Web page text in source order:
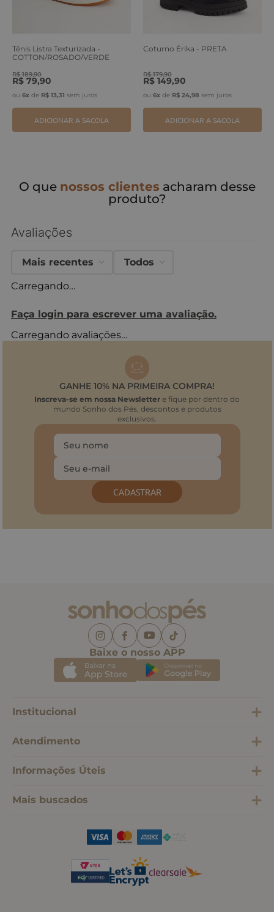
Tênis Listra Texturizada -
COTTON/ROSADO/VERDE
R$ 189,90
R$ 79,90
ou 6x de R$ 13,31 sem juros
ADICIONAR A SACOLA
Coturno Érika - PRETA
R$ 179,90
R$ 149,90
ou 6x de R$ 24,98 sem juros
ADICIONAR A SACOLA
O que nossos clientes acharam desse
produto?
Avaliações
Carregando…
Faça login para escrever uma avaliação.
Mais recentes Todos
Carregando avaliações…
GANHE 10% NA PRIMEIRA COMPRA!
Inscreva-se em nossa Newsletter e fique por dentro do
mundo Sonho dos Pés, descontos e produtos
exclusivos.
CADASTRAR
Baixe o nosso APP
Institucional
Atendimento
Informações Úteis
Mais buscados